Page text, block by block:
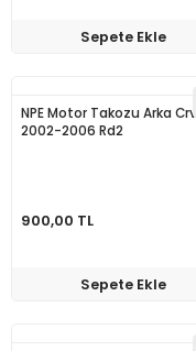
Sepete Ekle
NPE Motor Takozu Arka Crv
2002-2006 Rd2
900,00 TL
Sepete Ekle